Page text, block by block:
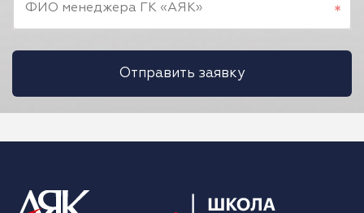
ФИО менеджера ГК «АЯК»
Отправить заявку